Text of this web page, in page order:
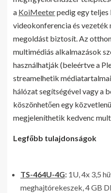
a KoiMeeterpedig egy
videokonferencia és vezeték
megoldást biztosít. Az
multimédiás alkalmazások
használhatják (beleértve a
streamelhetik
hálózat segítségével vagy a
köszönhetően egy
megjeleníthetik kedvenc
Legfőbb tulajdonságok
TS-464U-4G: 1U, 4x 3,5
meghajtórekeszek, 4 GB